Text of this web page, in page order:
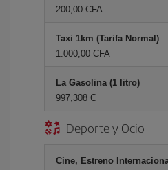
200,00 CFA
Taxi 1km (Tarifa Normal)
1.000,00 CFA
La Gasolina (1 litro)
997,308 C
Deporte y Ocio
Cine, Estreno